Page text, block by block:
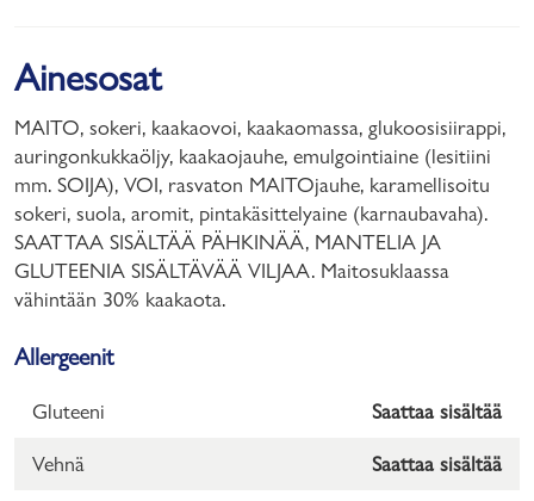
Ainesosat
MAITO, sokeri, kaakaovoi, kaakaomassa, glukoosisiirappi,
auringonkukkaöljy, kaakaojauhe, emulgointiaine (lesitiini
mm. SOIJA), VOI, rasvaton MAITOjauhe, karamellisoitu
sokeri, suola, aromit, pintakäsittelyaine (karnaubavaha).
SAATTAA SISÄLTÄÄ PÄHKINÄÄ, MANTELIA JA
GLUTEENIA SISÄLTÄVÄÄ VILJAA. Maitosuklaassa
vähintään 30% kaakaota.
Allergeenit
Gluteeni Saattaa sisältää
Vehnä Saattaa sisältää